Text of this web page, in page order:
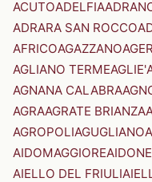
ACUTOADELFIA
ADRARA SAN ROCCO
AFRICOAGAZZANO
AGLIANO TERMEAGLIE'
AGNANA CALABRA
AGRAAGRATE BRIANZA
AGROPOLIAGUGLIANO
AIDOMAGGIOREAIDONE
AIELLO DEL FRIULI